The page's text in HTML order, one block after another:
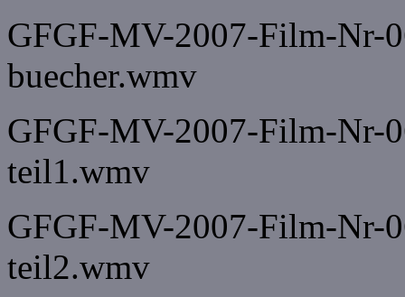
GFGF-MV-2007-Film-Nr-
buecher.wmv
GFGF-MV-2007-Film-Nr-
teil1.wmv
GFGF-MV-2007-Film-Nr-
teil2.wmv